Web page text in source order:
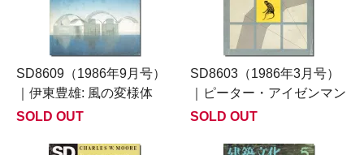
SD8609（1986年9月号）
｜伊東豊雄: 風の変様体
SOLD OUT
SD8603（1986年3月号）
｜ピーター・アイゼンマン
SOLD OUT